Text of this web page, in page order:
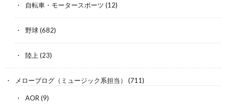
自転車・モータースポーツ (12)
野球(682)
陸上 (23)
メローブログ（ミュージック系担当） (711)
AOR (9)